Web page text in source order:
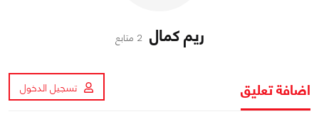
ريم كمال 2 متابع
اضافة تعليق تسجيل الدخول